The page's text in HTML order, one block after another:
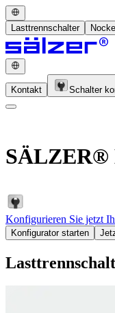
Lasttrennschalter
Kontakt Schalter
SÄLZER®
Konfigurieren Sie jetzt
Konfigurator starten